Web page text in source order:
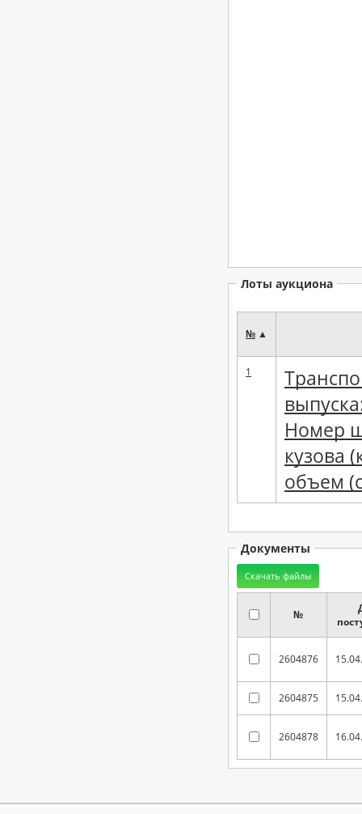
Лоты аукциона
№ ▲
1
Номер
кузова
объем
Документы
№
2604876
2604875
2604878